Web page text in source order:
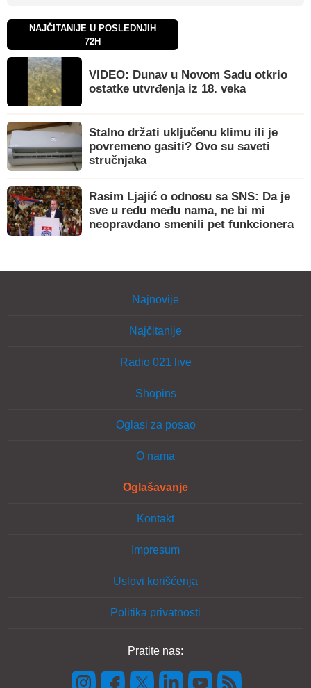
NAJČITANIJE U POSLEDNJIH
72H
VIDEO: Dunav u Novom Sadu otkrio
ostatke utvrđenja iz 18. veka
Stalno držati uključenu klimu ili je
povremeno gasiti? Ovo su saveti
stručnjaka
Rasim Ljajić o odnosu sa SNS: Da je
sve u redu među nama, ne bi mi
neopravdano smenili pet funkcionera
Najnovije
Najčitanije
Radio 021 live
Shopins
Oglasi za posao
O nama
Oglašavanje
Kontakt
Impresum
Uslovi korišćenja
Politika privatnosti
Pratite nas: